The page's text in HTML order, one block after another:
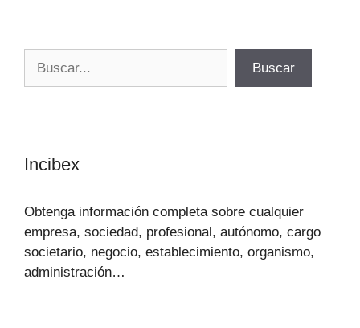
Buscar
Incibex
Obtenga información completa sobre cualquier
empresa, sociedad, profesional, autónomo, cargo
societario, negocio, establecimiento, organismo,
administración…